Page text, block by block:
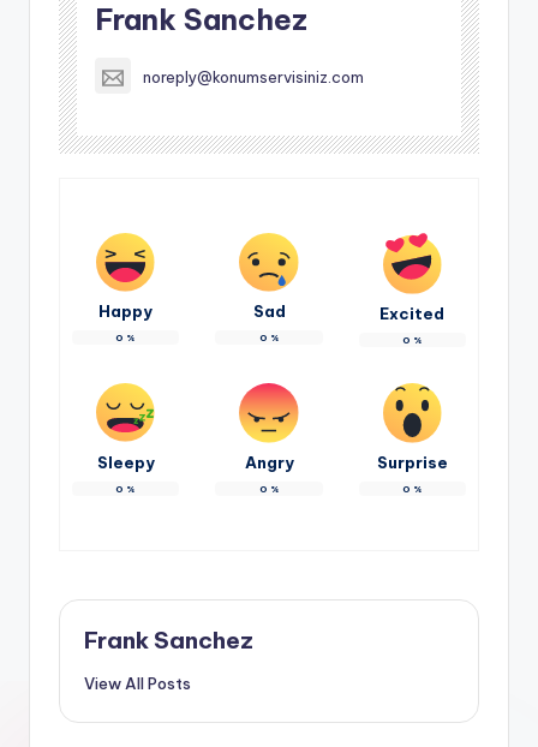
Frank Sanchez
noreply@konumservisiniz.com
Happy
0 %
Sad
0 %
Excited
0 %
Sleepy
0 %
Angry
0 %
Surprise
0 %
Frank Sanchez
View All Posts